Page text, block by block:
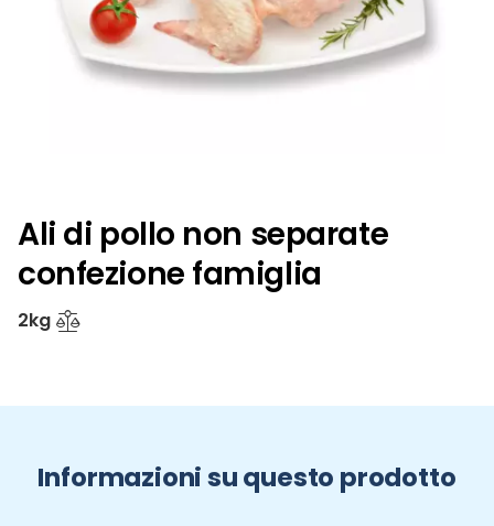
Ali di pollo non separate
confezione famiglia
2kg
Informazioni su questo prodotto